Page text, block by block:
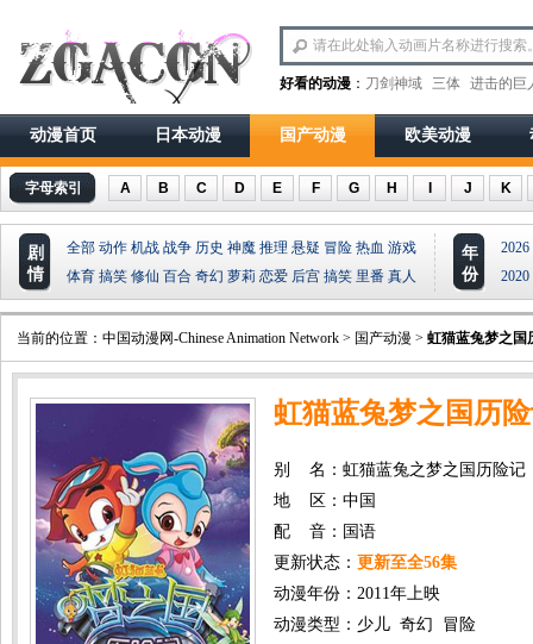
好看的动漫 ： 刀剑神域 三体 进击的巨
动漫首页 日本动漫 国产动漫 欧美动漫
字母索引 A B C D E F G H J K
剧
情
全部 动作 机战 战争 历史 神魔 推理 悬疑 冒险 热血 游戏
体育 搞笑 修仙 百合 奇幻 萝莉 恋爱 后宫 搞笑 里番 真人
年
份
2026
2020
当前的位置： 中国动漫网-Chinese Animation Network > 国产动漫 > 虹猫蓝兔梦之国
虹猫蓝兔梦之国历
别 名：虹猫蓝兔之梦之国历险记
地 区：中国
配 音：国语
更新状态： 更新至全56集
动漫年份： 2011年上映
动漫类型： 少儿 奇幻
冒险